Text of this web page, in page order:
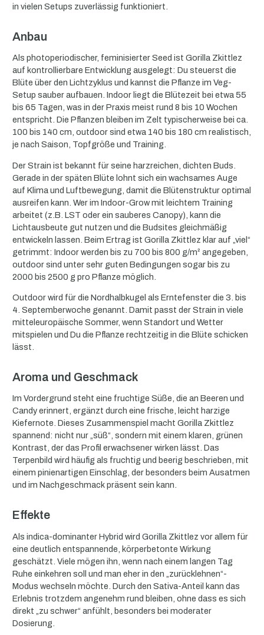
in vielen Setups zuverlässig funktioniert.
Anbau
Als photoperiodischer, feminisierter Seed ist Gorilla Zkittlez
auf kontrollierbare Entwicklung ausgelegt: Du steuerst die
Blüte über den Lichtzyklus und kannst die Pflanze im Veg-
Setup sauber aufbauen. Indoor liegt die Blütezeit bei etwa 55
bis 65 Tagen, was in der Praxis meist rund 8 bis 10 Wochen
entspricht. Die Pflanzen bleiben im Zelt typischerweise bei ca.
100 bis 140 cm, outdoor sind etwa 140 bis 180 cm realistisch,
je nach Saison, Topfgröße und Training.
Der Strain ist bekannt für seine harzreichen, dichten Buds.
Gerade in der späten Blüte lohnt sich ein wachsames Auge
auf Klima und Luftbewegung, damit die Blütenstruktur optimal
ausreifen kann. Wer im Indoor-Grow mit leichtem Training
arbeitet (z.B. LST oder ein sauberes Canopy), kann die
Lichtausbeute gut nutzen und die Budsites gleichmäßig
entwickeln lassen. Beim Ertrag ist Gorilla Zkittlez klar auf „viel“
getrimmt: Indoor werden bis zu 700 bis 800 g/m² angegeben,
outdoor sind unter sehr guten Bedingungen sogar bis zu
2000 bis 2500 g pro Pflanze möglich.
Outdoor wird für die Nordhalbkugel als Erntefenster die 3. bis
4. Septemberwoche genannt. Damit passt der Strain in viele
mitteleuropäische Sommer, wenn Standort und Wetter
mitspielen und Du die Pflanze rechtzeitig in die Blüte schicken
lässt.
Aroma und Geschmack
Im Vordergrund steht eine fruchtige Süße, die an Beeren und
Candy erinnert, ergänzt durch eine frische, leicht harzige
Kiefernote. Dieses Zusammenspiel macht Gorilla Zkittlez
spannend: nicht nur „süß“, sondern mit einem klaren, grünen
Kontrast, der das Profil erwachsener wirken lässt. Das
Terpenbild wird häufig als fruchtig und beerig beschrieben, mit
einem pinienartigen Einschlag, der besonders beim Ausatmen
und im Nachgeschmack präsent sein kann.
Effekte
Als indica-dominanter Hybrid wird Gorilla Zkittlez vor allem für
eine deutlich entspannende, körperbetonte Wirkung
geschätzt. Viele mögen ihn, wenn nach einem langen Tag
Ruhe einkehren soll und man eher in den „zurücklehnen“-
Modus wechseln möchte. Durch den Sativa-Anteil kann das
Erlebnis trotzdem angenehm rund bleiben, ohne dass es sich
direkt „zu schwer“ anfühlt, besonders bei moderater
Dosierung.